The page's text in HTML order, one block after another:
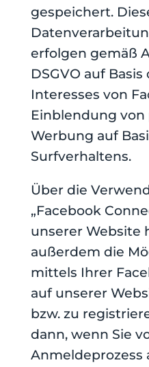
gespeichert.
erfolgen gemäß
DSGVO auf
Interesses von
Einblendung
Werbung auf
Surfverhaltens.
Über die
„Facebook
unserer Website
außerdem die
mittels Ihrer
auf unserer
bzw. zu
dann, wenn Sie
Anmeldeprozess